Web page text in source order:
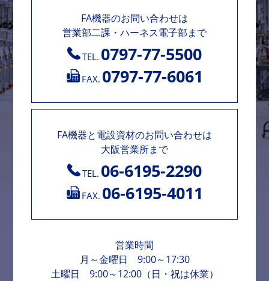
FA機器のお問い合わせは
営業部二課・ハーネス電子部まで
TEL. 0797-77-5500
FAX. 0797-77-6061
FA機器と電設資材のお問い合わせは
大阪営業所まで
TEL. 06-6195-2290
FAX. 06-6195-4011
営業時間
月～金曜日 9:00～17:30
土曜日 9:00～12:00（日・祝は休業）